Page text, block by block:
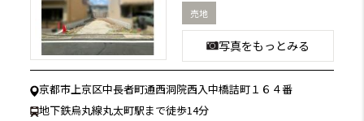
売地
写真をもっとみる
京都市上京区中長者町通西洞院西入中橋詰町１６４番
地下鉄烏丸線丸太町駅まで徒歩14分